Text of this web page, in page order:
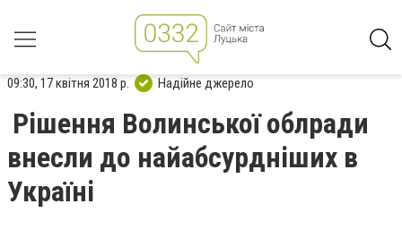
09:30, 17 квітня 2018 р. Надійне джерело
Рішення Волинської облради
внесли до найабсурдніших в
Україні